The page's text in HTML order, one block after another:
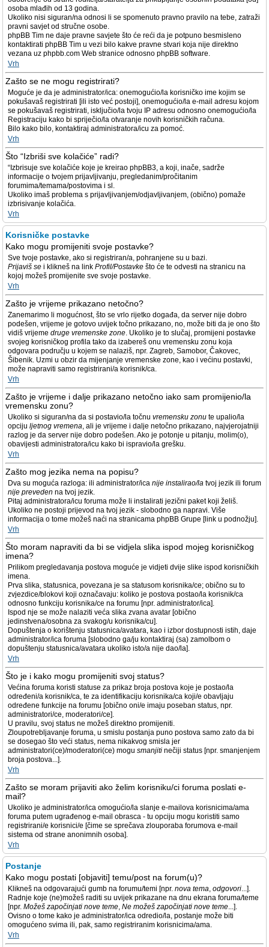
osoba mlađih od 13 godina.
Ukoliko nisi siguran/na odnosi li se spomenuto pravno pravilo na tebe, zatraži
pravni savjet od stručne osobe.
phpBB Tim ne daje pravne savjete što će reći da je potpuno besmisleno
kontaktirati phpBB Tim u vezi bilo kakve pravne stvari koja nije direktno
vezana uz phpbb.com Web stranice odnosno phpBB software.
Vrh
Zašto se ne mogu registrirati?
Moguće je da je administrator/ica: onemogućio/la korisničko ime kojim se
pokušavaš registrirati [ili isto već postoji], onemogućio/la e-mail adresu kojom
se pokušavaš registrirati, isključio/la tvoju IP adresu odnosno onemogućio/la
Registraciju kako bi spriječio/la otvaranje novih korisničkih računa.
Bilo kako bilo, kontaktiraj administratora/icu za pomoć.
Vrh
Što “Izbriši sve kolačiće” radi?
“Izbrisuje sve kolačiće koje je kreirao phpBB3, a koji, inače, sadrže
informacije o tvojem prijavljivanju, pregledanim/pročitanim
forumima/temama/postovima i sl.
Ukoliko imaš problema s prijavljivanjem/odjavljivanjem, (obično) pomaže
izbrisivanje kolačića.
Vrh
Korisničke postavke
Kako mogu promijeniti svoje postavke?
Sve tvoje postavke, ako si registriran/a, pohranjene su u bazi.
Prijaviš se i klikneš na link Profil/Postavke što će te odvesti na stranicu na
kojoj možeš promijenite sve svoje postavke.
Vrh
Zašto je vrijeme prikazano netočno?
Zanemarimo li mogućnost, što se vrlo rijetko događa, da server nije dobro
podešen, vrijeme je gotovo uvijek točno prikazano, no, može biti da je ono što
vidiš vrijeme druge vremenske zone. Ukoliko je to slučaj, promijeni postavke
svojeg korisničkog profila tako da izabereš onu vremensku zonu koja
odgovara području u kojem se nalaziš, npr. Zagreb, Samobor, Čakovec,
Šibenik. Uzmi u obzir da mijenjanje vremenske zone, kao i većinu postavki,
može napraviti samo registrirani/a korisnik/ca.
Vrh
Zašto je vrijeme i dalje prikazano netočno iako sam promijenio/la
vremensku zonu?
Ukoliko si siguran/na da si postavio/la točnu vremensku zonu te upalio/la
opciju ljetnog vremena, ali je vrijeme i dalje netočno prikazano, najvjerojatniji
razlog je da server nije dobro podešen. Ako je potonje u pitanju, molim(o),
obavijesti administratora/icu kako bi ispravio/la grešku.
Vrh
Zašto mog jezika nema na popisu?
Dva su moguća razloga: ili administrator/ica nije instalirao/la tvoj jezik ili forum
nije preveden na tvoj jezik.
Pitaj administratora/icu foruma može li instalirati jezični paket koji želiš.
Ukoliko ne postoji prijevod na tvoj jezik - slobodno ga napravi. Više
informacija o tome možeš naći na stranicama phpBB Grupe [link u podnožju].
Vrh
Što moram napraviti da bi se vidjela slika ispod mojeg korisničkog
imena?
Prilikom pregledavanja postova moguće je vidjeti dvije slike ispod korisničkih
imena.
Prva slika, statusnica, povezana je sa statusom korisnika/ce; obično su to
zvjezdice/blokovi koji označavaju: koliko je postova postao/la korisnik/ca
odnosno funkciju korisnika/ce na forumu [npr. administrator/ica].
Ispod nje se može nalaziti veća slika zvana avatar [obično
jedinstvena/osobna za svakog/u korisnika/cu].
Dopuštenja o korištenju statusnica/avatara, kao i izbor dostupnosti istih, daje
administrator/ica foruma [slobodno ga/ju kontaktiraj (sa) zamolbom o
dopuštenju statusnica/avatara ukoliko isto/a nije dao/la].
Vrh
Što je i kako mogu promijeniti svoj status?
Većina foruma koristi statuse za prikaz broja postova koje je postao/la
određeni/a korisnik/ca, te za identifikaciju korisnika/ca koji/e obavljaju
određene funkcije na forumu [obično oni/e imaju poseban status, npr.
administratori/ce, moderatori/ce].
U pravilu, svoj status ne možeš direktno promijeniti.
Zloupotrebljavanje foruma, u smislu postanja puno postova samo zato da bi
se dosegao što veći status, nema nikakvog smisla jer
administratori(ce)/moderatori(ce) mogu smanjiti nečiji status [npr. smanjenjem
broja postova...].
Vrh
Zašto se moram prijaviti ako želim korisniku/ci foruma poslati e-
mail?
Ukoliko je administrator/ica omogućio/la slanje e-mailova korisnicima/ama
foruma putem ugrađenog e-mail obrasca - tu opciju mogu koristiti samo
registrirani/e korisnici/e [čime se sprečava zlouporaba forumova e-mail
sistema od strane anonimnih osoba].
Vrh
Postanje
Kako mogu postati [objaviti] temu/post na forum(u)?
Klikneš na odgovarajući gumb na forumu/temi [npr. nova tema, odgovori...].
Radnje koje (ne)možeš raditi su uvijek prikazane na dnu ekrana foruma/teme
[npr. Možeš započinjati nove teme, Ne možeš započinjati nove teme...].
Ovisno o tome kako je administrator/ica odredio/la, postanje može biti
omogućeno svima ili, pak, samo registriranim korisnicima/ama.
Vrh